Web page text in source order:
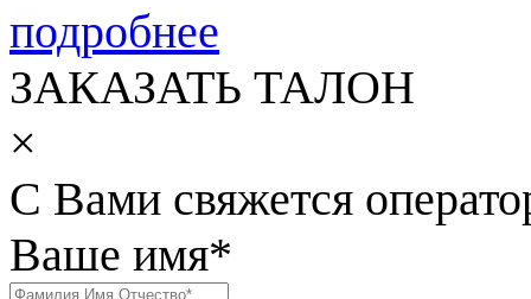
подробнее
ЗАКАЗАТЬ ТАЛОН
×
С Вами свяжется
Ваше имя*